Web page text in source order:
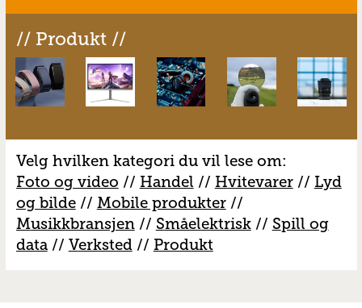
// Produkt //
Velg hvilken kategori du vil lese om:
Foto og video // Handel // Hvitevarer// Lyd
og bilde// Mobile produkter//
Musikkbransjen// Småelektrisk// Spill og
data// Verksted// Produkt